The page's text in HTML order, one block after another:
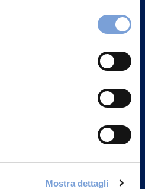
nella sezione "Informativa
Mostra dettagli